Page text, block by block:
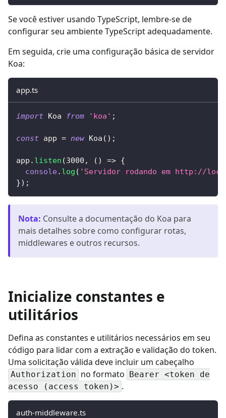
Se você estiver usando TypeScript, lembre-se de
configurar seu ambiente TypeScript adequadamente.
Em seguida, crie uma configuração básica de servidor
Koa:
app.ts
import Koa from 'koa' ;
const app = new Koa ( ) ;
app . listen (3000 , ( ) => {
console. log ( 'Servidor rodando em http://
}) ;
Nota: Consulte a documentação do Koa para
mais detalhes sobre como configurar rotas,
middlewares e outros recursos.
Inicialize constantes e
utilitários
Defina as constantes e utilitários necessários em seu
código para lidar com a extração e validação do token.
Uma solicitação válida deve incluir um cabeçalho
Authorization no formato
Bearer <token de
acesso (access token)> .
auth-middleware.ts